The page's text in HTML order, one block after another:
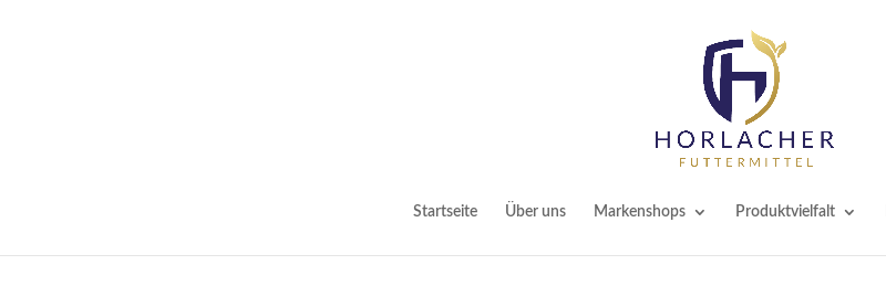
Startseite Über uns Markenshops Produktvielfalt